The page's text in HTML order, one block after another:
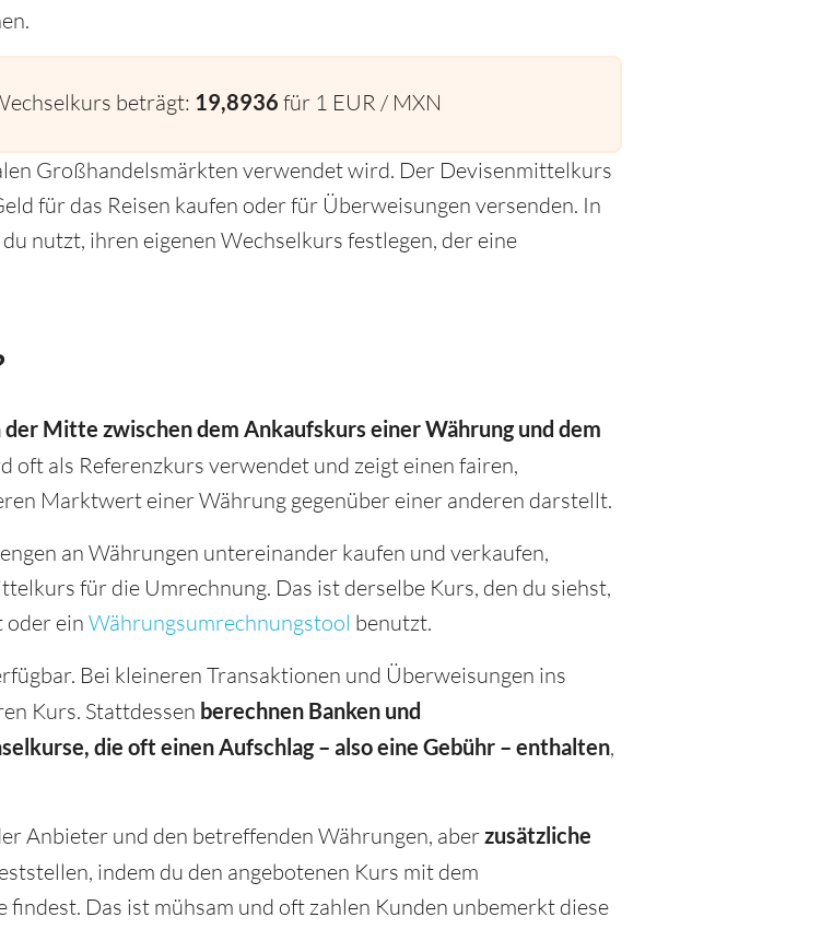
beträgt: 19,8936 für 1 EUR / MXN
Großhandelsmärkten verwendet wird. Der Devisenmittelkurs
für das Reisen kaufen oder für Überweisungen versenden. In
nutzt, ihren eigenen Wechselkurs festlegen, der eine
der Mitte zwischen dem Ankaufskurs einer Währung und dem
oft als Referenzkurs verwendet und zeigt einen fairen,
Marktwert einer Währung gegenüber einer anderen darstellt.
an Währungen untereinander kaufen und verkaufen,
für die Umrechnung. Das ist derselbe Kurs, den du siehst,
oder ein Währungsumrechnungstool benutzt.
Bei kleineren Transaktionen und Überweisungen ins
Kurs. Stattdessen berechnen Banken und
die oft einen Aufschlag – also eine Gebühr – enthalten,
Anbieter und den betreffenden Währungen, aberzusätzliche
indem du den angebotenen Kurs mit dem
Das ist mühsam und oft zahlen Kunden unbemerkt diese